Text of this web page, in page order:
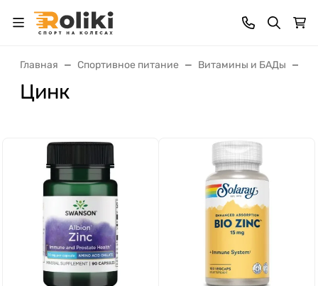
Главная Спортивное питание Витамины и БАДы
Цинк